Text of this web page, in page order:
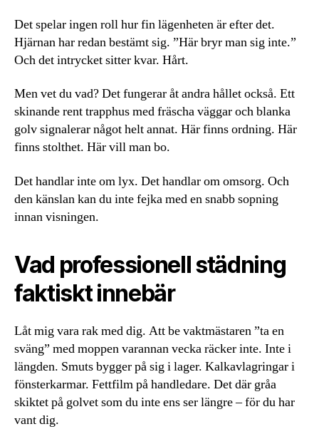
Det spelar ingen roll hur fin lägenheten är efter det.
Hjärnan har redan bestämt sig. ”Här bryr man sig inte.”
Och det intrycket sitter kvar. Hårt.
Men vet du vad? Det fungerar åt andra hållet också. Ett
skinande rent trapphus med fräscha väggar och blanka
golv signalerar något helt annat. Här finns ordning. Här
finns stolthet. Här vill man bo.
Det handlar inte om lyx. Det handlar om omsorg. Och
den känslan kan du inte fejka med en snabb sopning
innan visningen.
Vad professionell städning
faktiskt innebär
Låt mig vara rak med dig. Att be vaktmästaren ”ta en
sväng” med moppen varannan vecka räcker inte. Inte i
längden. Smuts bygger på sig i lager. Kalkavlagringar i
fönsterkarmar. Fettfilm på handledare. Det där gråa
skiktet på golvet som du inte ens ser längre – för du har
vant dig.